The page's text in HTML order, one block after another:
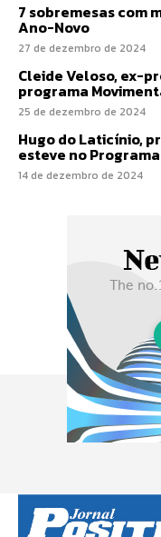
7 sobremesas com
Ano-Novo
27 de dezembro de 2024
Cleide Veloso, ex-
programa
25 de dezembro de 2024
Hugo do Laticínio,
esteve no
14 de dezembro de 2024